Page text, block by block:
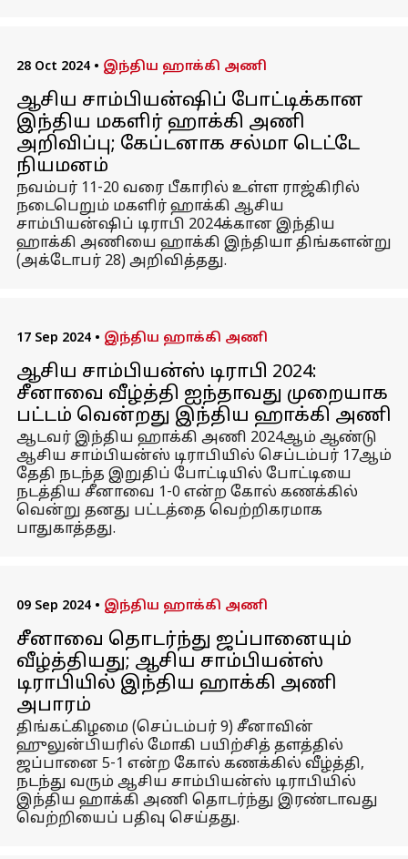
28 Oct 2024 • இந்திய ஹாக்கி அணி
ஆசிய சாம்பியன்ஷிப் போட்டிக்கான
இந்திய மகளிர் ஹாக்கி அணி
அறிவிப்பு; கேப்டனாக சல்மா டெட்டே
நியமனம்
நவம்பர் 11-20 வரை பீகாரில் உள்ள ராஜ்கிரில்
நடைபெறும் மகளிர் ஹாக்கி ஆசிய
சாம்பியன்ஷிப் டிராபி 2024க்கான இந்திய
ஹாக்கி அணியை ஹாக்கி இந்தியா திங்களன்று
(அக்டோபர் 28) அறிவித்தது.
17 Sep 2024 • இந்திய ஹாக்கி அணி
ஆசிய சாம்பியன்ஸ் டிராபி 2024:
சீனாவை வீழ்த்தி ஐந்தாவது முறையாக
பட்டம் வென்றது இந்திய ஹாக்கி அணி
ஆடவர் இந்திய ஹாக்கி அணி 2024ஆம் ஆண்டு
ஆசிய சாம்பியன்ஸ் டிராபியில் செப்டம்பர் 17ஆம்
தேதி நடந்த இறுதிப் போட்டியில் போட்டியை
நடத்திய சீனாவை 1-0 என்ற கோல் கணக்கில்
வென்று தனது பட்டத்தை வெற்றிகரமாக
பாதுகாத்தது.
09 Sep 2024 • இந்திய ஹாக்கி அணி
சீனாவை தொடர்ந்து ஜப்பானையும்
வீழ்த்தியது; ஆசிய சாம்பியன்ஸ்
டிராபியில் இந்திய ஹாக்கி அணி
அபாரம்
திங்கட்கிழமை (செப்டம்பர் 9) சீனாவின்
ஹுலுன்பியரில் மோகி பயிற்சித் தளத்தில்
ஜப்பானை 5-1 என்ற கோல் கணக்கில் வீழ்த்தி,
நடந்து வரும் ஆசிய சாம்பியன்ஸ் டிராபியில்
இந்திய ஹாக்கி அணி தொடர்ந்து இரண்டாவது
வெற்றியைப் பதிவு செய்தது.